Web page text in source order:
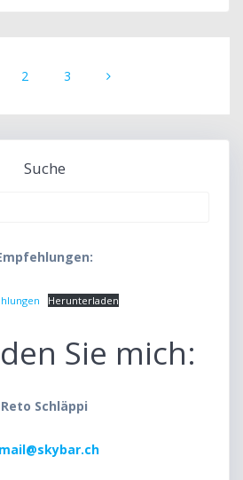
Seite
2 Seite
3
Suche
Herunterladen
Sie mich:
Reto Schläppi